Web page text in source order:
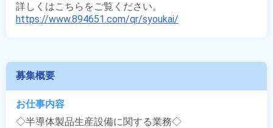
https://www.894651.com/qr/syoukai/
募集概要
お仕事内容
◇半導体製品生産設備に関する業務◇